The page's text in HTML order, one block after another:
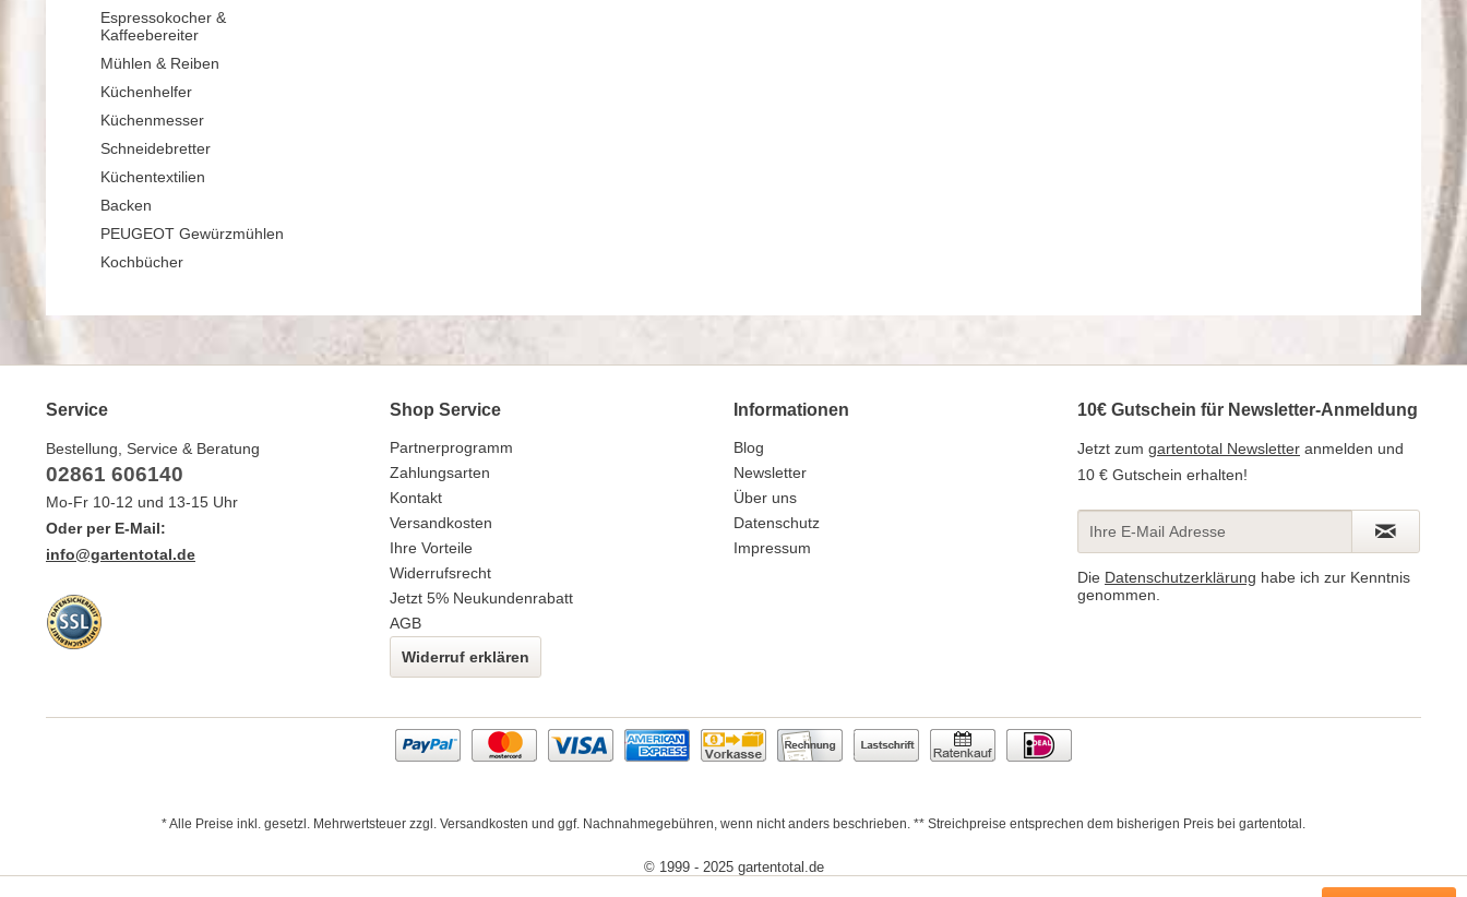
Espressokocher &
Kaffeebereiter
Mühlen & Reiben
Küchenhelfer
Küchenmesser
Schneidebretter
Küchentextilien
Backen
PEUGEOT Gewürzmühlen
Kochbücher
Service
Bestellung, Service & Beratung
02861 606140
Mo-Fr 10-12 und 13-15 Uhr
Oder per E-Mail:
info@gartentotal.de
Shop Service
Partnerprogramm
Zahlungsarten
Kontakt
Versandkosten
Ihre Vorteile
Widerrufsrecht
Jetzt 5% Neukundenrabatt
AGB
Widerruf erklären
Informationen
Blog
Newsletter
Über uns
Datenschutz
Impressum
10€ Gutschein für Newsletter-Anmeldung
Jetzt zum gartentotal Newsletter anmelden und
10 € Gutschein erhalten!
Die Datenschutzerklärung habe ich zur Kenntnis
genommen.
* Alle Preise inkl. gesetzl. Mehrwertsteuer zzgl. Versandkosten und ggf. Nachnahmegebühren, wenn nicht anders beschrieben. ** Streichpreise entsprechen dem bisherigen Preis bei gartentotal.
© 1999 - 2025 gartentotal.de